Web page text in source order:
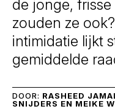
de jonge,
zouden ze
intimidatie lijkt
gemiddelde
DOOR: RASHEED
SNIJDERS EN MEIKE